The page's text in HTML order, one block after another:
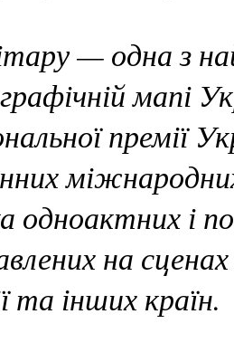
— одна з
мапі
премії
одноактних і
на
та інших країн.